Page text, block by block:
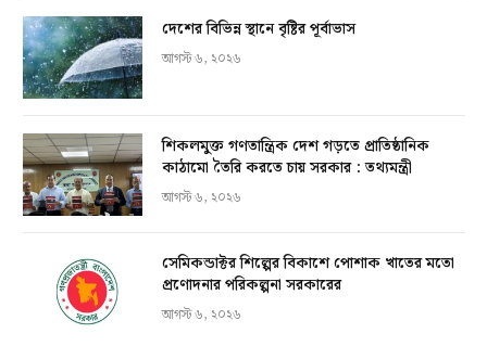
দেশের বিভিন্ন স্থানে বৃষ্টির পূর্বাভাস
আগস্ট ৬, ২০২৬
শিকলমুক্ত গণতান্ত্রিক দেশ গড়তে প্রাতিষ্ঠানিক
কাঠামো তৈরি করতে চায় সরকার : তথ্যমন্ত্রী
আগস্ট ৬, ২০২৬
সেমিকন্ডাক্টর শিল্পের বিকাশে পোশাক খাতের মতো
প্রণোদনার পরিকল্পনা সরকারের
আগস্ট ৬, ২০২৬